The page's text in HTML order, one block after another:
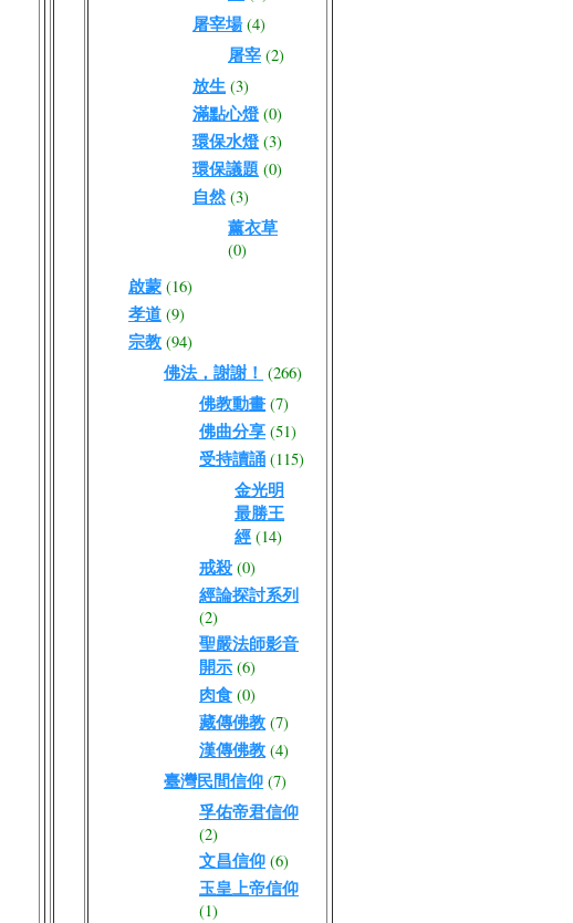
屠宰場 (4)
屠宰 (2)
放生 (3)
滿點心燈 (0)
環保水燈 (3)
環保議題 (0)
自然 (3)
薰衣草
(0)
啟蒙 (16)
孝道 (9)
宗教 (94)
佛法，謝謝！ (266)
佛教動畫 (7)
佛曲分享 (51)
受持讀誦 (115)
金光明
最勝王
經 (14)
戒殺 (0)
經論探討系列
(2)
聖嚴法師影音
開示 (6)
肉食 (0)
藏傳佛教 (7)
漢傳佛教 (4)
臺灣民間信仰 (7)
孚佑帝君信仰
(2)
文昌信仰 (6)
玉皇上帝信仰
(1)